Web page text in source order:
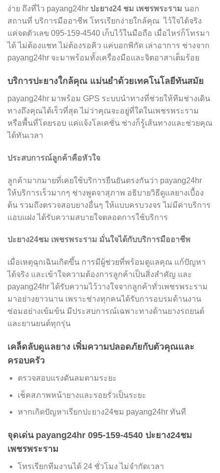
ง่าย ถึงที่ไว payang24hr ปะยาง24 ชม เพชรพระราม นอก
สถานที่ บริการมืออาชีพ โทรเรียกง่ายใกล้คุณ ไว้ใจได้จริง
แค่จดตัวเลข 095-159-4540 เก็บไว้ในมือถือ เมื่อไหร่ก็โทรมา
ได้ ไม่ต้องแชท ไม่ต้องรอคิว แค่บอกพิกัด เล่าอาการ ช่างจาก
payang24hr จะมาพร้อมทั้งเครื่องมือและจิตอาสาเต็มร้อย
บริการปะยางใกล้คุณ แม่นยำด้วยเทคโนโลยีทันสมัย
payang24hr มาพร้อม GPS ระบบนำทางที่ช่วยให้ทีมช่างเดิน
ทางถึงคุณได้เร็วที่สุด ไม่ว่าคุณจะอยู่ที่ใดในเพชรพระราม
หรือพื้นที่โดยรอบ แค่แจ้งโลเคชั่น ช่างก็รู้เส้นทางและช่วยคุณ
ได้ทันเวลา
ประสบการณ์ลูกค้าคือหัวใจ
ลูกค้ามากมายที่เคยใช้บริการยืนยันตรงกันว่า payang24hr
ให้บริการเร็วมากๆ ช่างพูดจาสุภาพ อธิบายวิธีดูแลยางเบื้อง
ต้น รวมถึงตรวจสอบยางอื่นๆ ให้แบบครบวงจร ไม่มีค่าบริการ
แอบแฝง ได้รับความสบายใจตลอดการใช้บริการ
ปะยาง24ชม เพชรพระราม มั่นใจได้กับบริการมืออาชีพ
เมื่อเหตุฉุกเฉินเกิดขึ้น การมีผู้ช่วยที่พร้อมดูแลคุณ แก้ปัญหา
ได้จริง และเข้าใจความต้องการลูกค้าเป็นสิ่งสำคัญ และ
payang24hr ได้รับความไว้วางใจจากลูกค้าทั่วเพชรพระราม
มาอย่างยาวนาน เพราะช่างทุกคนได้รับการอบรมด้านงาน
ซ่อมอย่างเข้มข้น มีประสบการณ์เฉพาะทางด้านยางรถยนต์
และยานยนต์ทุกรุ่น
เคล็ดลับดูแลยาง เพิ่มความปลอดภัยกับตัวคุณและ
ครอบครัว
ตรวจสอบแรงดันลมตามระยะ
เช็คสภาพหน้ายางและรอยรั่วเป็นระยะ
หากเกิดปัญหาเรียกปะยาง24ชม payang24hr ทันที
จุดเด่น payang24hr 095-159-4540 ปะยาง24ชม
เพชรพระราม
โทรเรียกทีมงานได้ 24 ชั่วโมง ไม่จำกัดเวลา